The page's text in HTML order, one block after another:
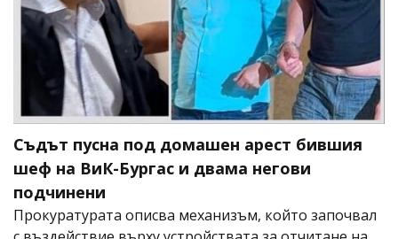
Съдът пусна под домашен арест бившия
шеф на ВиК-Бургас и двама негови
подчинени
Прокуратурата описва механизъм, който започвал